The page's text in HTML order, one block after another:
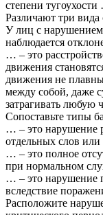
степени
Различают три
У лиц с нарушением
наблюдается
… – это
движения
движения не
между собой, даже
затрагивать любую
Сопоставьте типы
… – это нарушение
отдельных слов или
… – это полное
при нормальном
… – это нарушение
вследствие
Расположите